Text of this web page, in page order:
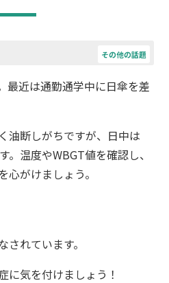
その他の話題
最近は通勤通学中に日傘を差
油断しがちですが、日中は
温度やWBGT値を確認し、
心がけましょう。
れています。
気を付けましょう！